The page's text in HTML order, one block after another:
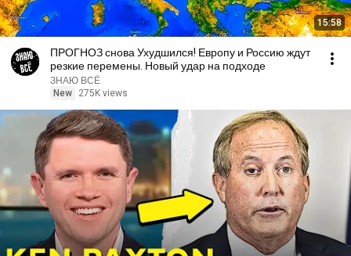
15:58
ПРОГНОЗ снова Ухудшился! Европу и Россию ждут
резкие перемены. Новый удар на подходе
ЗНАЮ ВСЁ
New
275K views